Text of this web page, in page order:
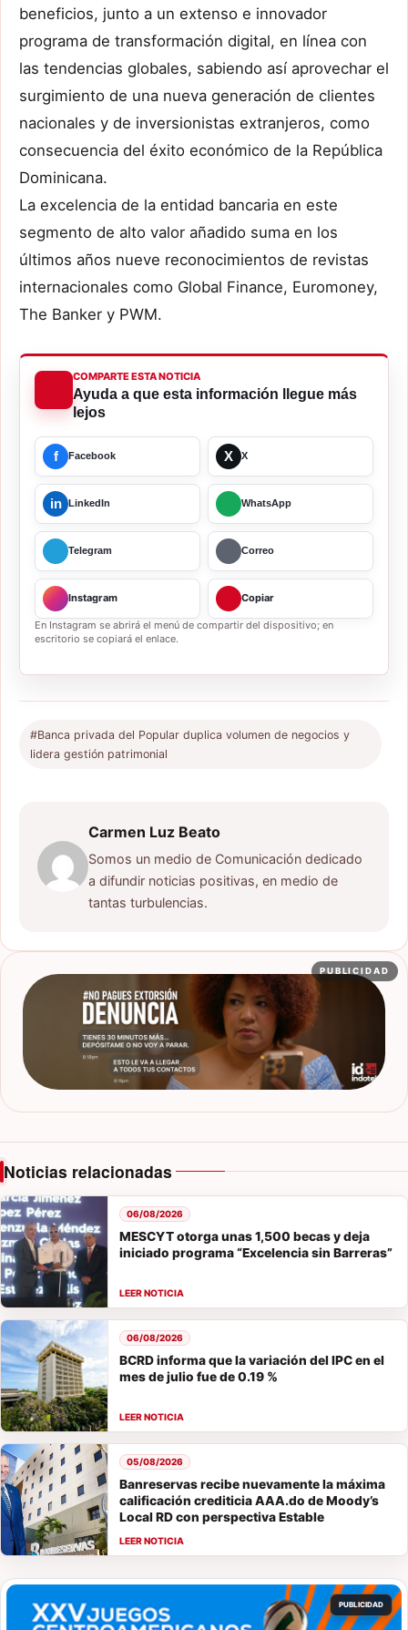
beneficios, junto a un extenso e innovador
programa de transformación digital, en línea con
las tendencias globales, sabiendo así aprovechar el
surgimiento de una nueva generación de clientes
nacionales y de inversionistas extranjeros, como
consecuencia del éxito económico de la República
Dominicana.
La excelencia de la entidad bancaria en este
segmento de alto valor añadido suma en los
últimos años nueve reconocimientos de revistas
internacionales como Global Finance, Euromoney,
The Banker y PWM.
COMPARTE ESTA NOTICIA
Ayuda a que esta información llegue más
lejos
f Facebook X X
in LinkedIn WhatsApp
Telegram Correo
Instagram Copiar
En Instagram se abrirá el menú de compartir del dispositivo; en
escritorio se copiará el enlace.
#Banca privada del Popular duplica volumen de negocios y
lidera gestión patrimonial
Carmen Luz Beato
Somos un medio de Comunicación dedicado
a difundir noticias positivas, en medio de
tantas turbulencias.
PUBLICIDAD
Noticias relacionadas
MESCYT otorga unas 1,500 becas y deja
iniciado programa “Excelencia sin Barreras”
06/08/2026
BCRD informa que la variación del IPC en el
mes de julio fue de 0.19 %
06/08/2026
Banreservas recibe nuevamente la máxima
calificación crediticia AAA.do de Moody’s
Local RD con perspectiva Estable
05/08/2026